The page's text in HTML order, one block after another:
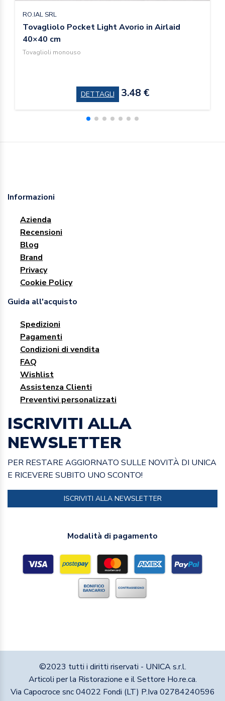
RO.IAL SRL
Tovagliolo Pocket Light Avorio in Airlaid
40×40 cm
Tovaglioli monouso
DETTAGLI 3.48 €
Informazioni
Azienda
Recensioni
Blog
Brand
Privacy
Cookie Policy
Guida all'acquisto
Spedizioni
Pagamenti
Condizioni di vendita
FAQ
Wishlist
Assistenza Clienti
Preventivi personalizzati
ISCRIVITI ALLA
NEWSLETTER
PER RESTARE AGGIORNATO SULLE NOVITÀ DI UNICA
E RICEVERE SUBITO UNO SCONTO!
ISCRIVITI ALLA NEWSLETTER
Modalità di pagamento
©2023 tutti i diritti riservati - UNICA s.r.l.
Articoli per la Ristorazione e il Settore Ho.re.ca.
Via Capocroce snc 04022 Fondi (LT) P.Iva 02784240596